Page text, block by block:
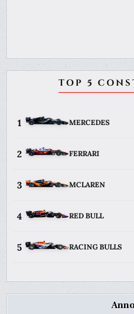
TOP 5
1 MERCEDES
2 FERRARI
3 MCLAREN
4 RED BULL
5 RACING BULLS